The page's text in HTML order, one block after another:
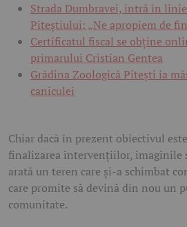
Strada Dumbravei, intră în
Piteștiului: „Ne apropiem de
Certificatul fiscal se obține
primarului Cristian Gentea
Grădina Zoologică Pitești ia
caniculei
Chiar dacă în prezent obiectivul
finalizarea intervențiilor, imaginile
arată un teren care și-a schimbat
care promite să devină din nou un
comunitate.